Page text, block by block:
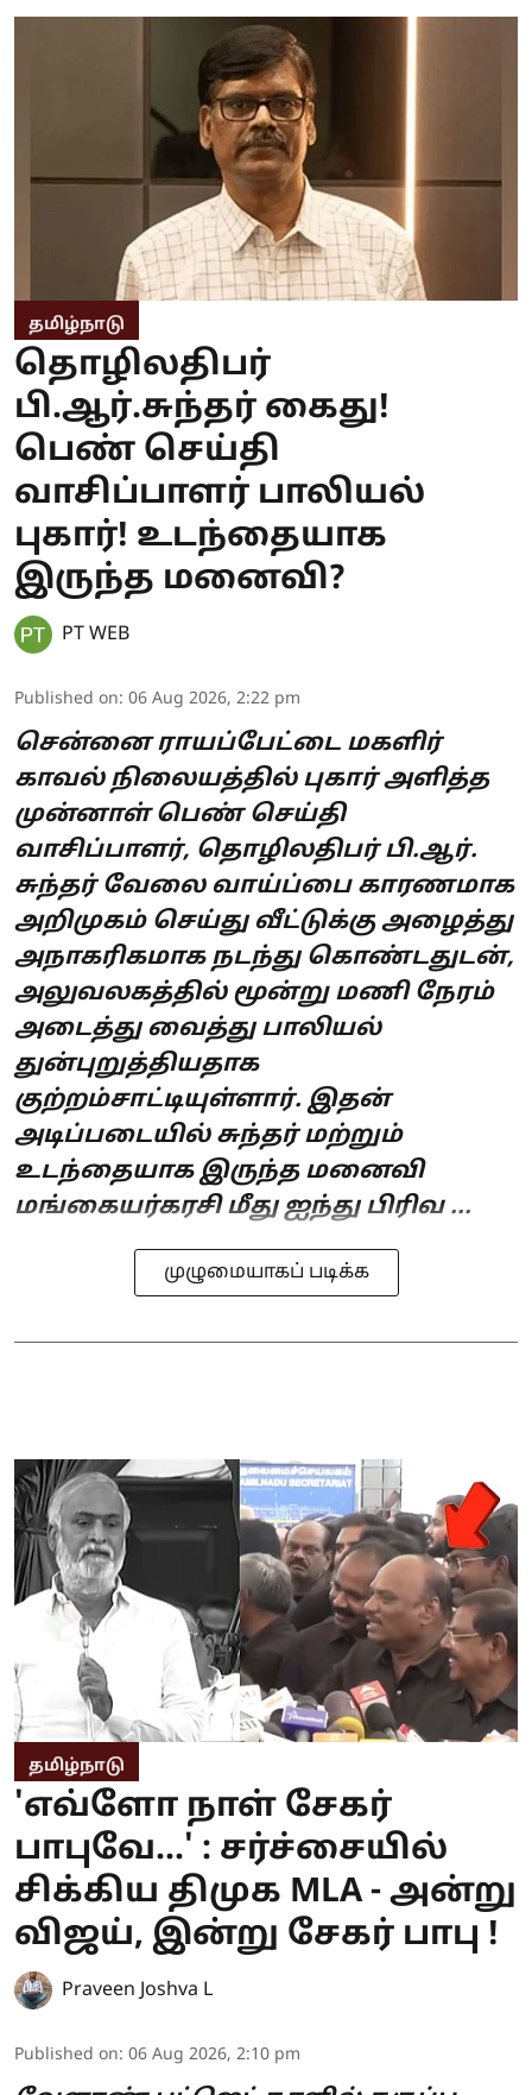
தமிழ்நாடு
தொழிலதிபர்
பி.ஆர்.சுந்தர் கைது!
பெண் செய்தி
வாசிப்பாளர் பாலியல்
புகார்! உடந்தையாக
இருந்த மனைவி?
PT WEB
Published on: 06 Aug 2026, 2:22 pm
சென்னை ராயப்பேட்டை மகளிர்
காவல் நிலையத்தில் புகார் அளித்த
முன்னாள் பெண் செய்தி
வாசிப்பாளர், தொழிலதிபர் பி.ஆர்.
சுந்தர் வேலை வாய்ப்பை காரணமாக
அறிமுகம் செய்து வீட்டுக்கு அழைத்து
அநாகரிகமாக நடந்து கொண்டதுடன்,
அலுவலகத்தில் மூன்று மணி நேரம்
அடைத்து வைத்து பாலியல்
துன்புறுத்தியதாக
குற்றம்சாட்டியுள்ளார். இதன்
அடிப்படையில் சுந்தர் மற்றும்
உடந்தையாக இருந்த மனைவி
மங்கையர்கரசி மீது ஐந்து பிரிவ ...
முழுமையாகப் படிக்க
தமிழ்நாடு
'எவ்ளோ நாள் சேகர்
பாபுவே...' : சர்ச்சையில்
சிக்கிய திமுக MLA - அன்று
விஜய், இன்று சேகர் பாபு !
Praveen Joshva L
Published on: 06 Aug 2026, 2:10 pm